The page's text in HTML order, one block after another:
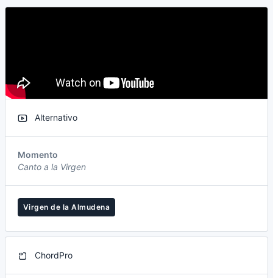
Alternativo
Momento
Canto a la Virgen
Virgen de la Almudena
ChordPro